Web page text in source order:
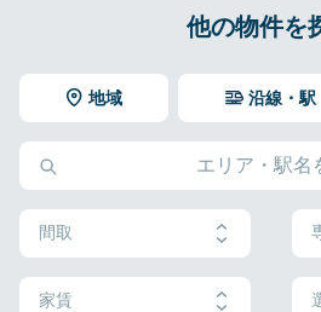
コーヒーが味わえます。香り高いコーヒー以
美しい景色と美味しい食べ物がある栃木市は
ビレッジハウスでは、新しい街への引っ越し
います。2Kから3DKのお部屋まで、利便性の
いただけます。
また、ビレッジハウスでは敷金・礼金・更新
ジハウス栃木日ノ出タワー」がおすすめです
東武日光線の新栃木駅から徒歩9分という好
で、子育てしやすい環境だと言えるでしょう
栃木市の安いアパートをお探しであれば、「
めです。この栃木市大平町のアパートは、東
分、JR両毛線の大平下駅から徒歩11分の場所
座、キッチン給湯（瞬間湯沸かし器）など、
ご要望に合わせてオプション設備をお選びい
です。
また、桜やアジサイの名所として知
2. ビレッジハウスで栃木市の
ビレッジハウスでお申込みの際には
弊社コールセンターまでお問い合わ
必要事項を記入した申込書
申込者の身分証明書および収入
内定を受けられた方は、給与の
内定通知書をご提出ください)
（最新の取引内容と口座名義が
3. ビレッジハウスの栃木市の賃
のように支払うのですか？
A
毎月の指定日に翌月分のお家賃等を
ます。ご希望のアパートに入居する
口座振替登録を済ませておく必要が
その他ご不明点がありましたら、弊
わせください。
よくあるご質問 」のペー
※契約内容や審査の結果、敷金をお
他の物件を
地域 沿線・駅
間取
家賃